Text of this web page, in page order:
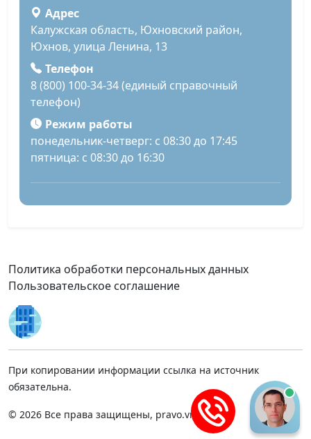
Адрес
Калужская область, Юхновский район,
Юхнов, улица Ленина, 13
Телефон
8 (800) 100-34-34 (единый справочный
телефон)
Режим работы
понедельник-четверг: с 08:30 до 17:45
пятница: с 08:30 до 16:30
Политика обработки персональных данных
Пользовательское соглашение
При копировании информации ссылка на источник
обязательна.
© 2026 Все права защищены, pravo.vnmsk.ru.